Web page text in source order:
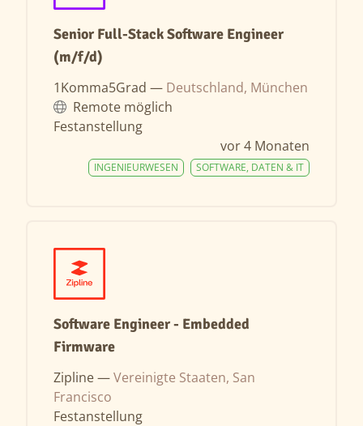
Senior Full-Stack Software Engineer
(m/f/d)
1Komma5Grad — Deutschland, München
Remote möglich
Festanstellung
vor 4 Monaten
SOFTWARE, DATEN & IT
INGENIEURWESEN
Software Engineer - Embedded
Firmware
Zipline —Vereinigte Staaten, San
Francisco
Festanstellung